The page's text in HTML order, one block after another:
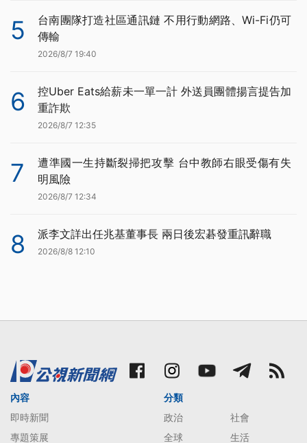
5
台南團隊打造社區通訊鏈 不用行動網路、Wi-Fi仍可
傳輸
2026/8/7 19:40
6
控Uber Eats給薪未一單一計 外送員團體揚言提告加
重詐欺
2026/8/7 12:35
7
遭準國一生持斷裂掃把攻擊 台中教師右眼受傷有失
明風險
2026/8/7 12:34
8 派李文詳出任兆基董事長 兩日後宏碁發重訊辭職
2026/8/8 12:10
內容
即時新聞
專題策展
分類
政治
社會
全球
生活